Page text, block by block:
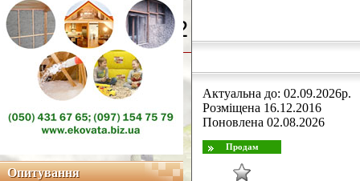
Line Number: 42
Опитування
Опитування
Актуальна до: 02.09.2026р.
Розміщена 16.12.2016
Поновлена 02.08.2026